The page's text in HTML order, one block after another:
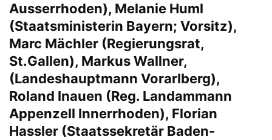
Ausserrhoden), Melanie Huml
(Staatsministerin Bayern; Vorsitz),
Marc Mächler (Regierungsrat,
St.Gallen), Markus Wallner,
(Landeshauptmann Vorarlberg),
Roland Inauen (Reg. Landammann
Appenzell Innerrhoden), Florian
Hassler (Staatssekretär Baden-